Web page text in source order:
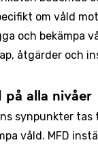
om våld
och bekämpa
åtgärder och
på alla nivåer
synpunkter tas
våld. MFD